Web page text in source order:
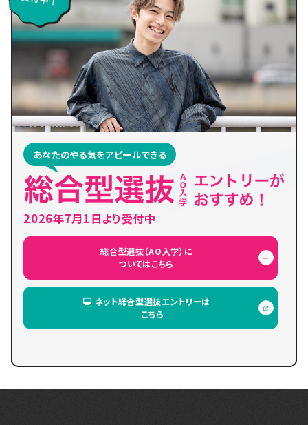
あなたのやる気をアピールできる
2026年7月1日より受付中
総合型選抜（AO入学）に
ついてはこちら
ネット総合型選抜エントリーは
こちら